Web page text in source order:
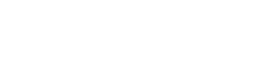
presenta UNA DOMANDA DI MATRIMONIO Scherzo
la possibilità di gustare una cena in compagnia! La
di OLGIATE COMASCO il CORO E
21:00 presso il Cine Teatro IL MULINO di Fino
scuole rurali con l’obiettivo di migliorare le attività
Y Vino dove trovi tutte le informazioni relative alle